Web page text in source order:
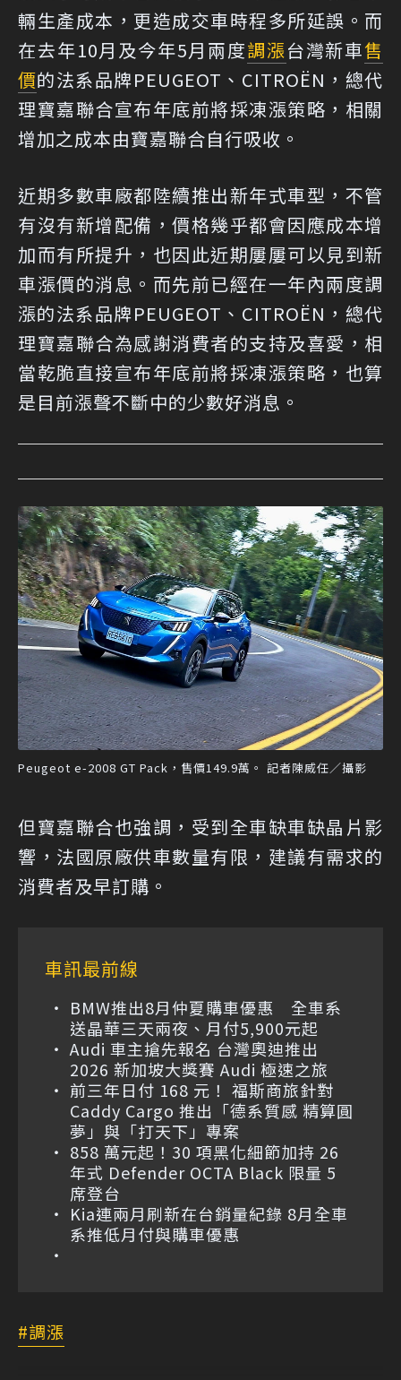
輛生產成本，更造成交車時程多所延誤。而
在去年10月及今年5月兩度調漲台灣新車售
價的法系品牌PEUGEOT、CITROËN，總代
理寶嘉聯合宣布年底前將採凍漲策略，相關
增加之成本由寶嘉聯合自行吸收。
近期多數車廠都陸續推出新年式車型，不管
有沒有新增配備，價格幾乎都會因應成本增
加而有所提升，也因此近期屢屢可以見到新
車漲價的消息。而先前已經在一年內兩度調
漲的法系品牌PEUGEOT、CITROËN，總代
理寶嘉聯合為感謝消費者的支持及喜愛，相
當乾脆直接宣布年底前將採凍漲策略，也算
是目前漲聲不斷中的少數好消息。
Peugeot e-2008 GT Pack，售價149.9萬。 記者陳威任／攝影
但寶嘉聯合也強調，受到全車缺車缺晶片影
響，法國原廠供車數量有限，建議有需求的
消費者及早訂購。
車訊最前線
BMW推出8月仲夏購車優惠 全車系
送晶華三天兩夜、月付5,900元起
Audi 車主搶先報名 台灣奧迪推出
2026 新加坡大獎賽 Audi 極速之旅
前三年日付 168 元！ 福斯商旅針對
Caddy Cargo 推出「德系質感 精算圓
夢」與「打天下」專案
858 萬元起！30 項黑化細節加持 26
年式 Defender OCTA Black 限量 5
席登台
Kia連兩月刷新在台銷量紀錄 8月全車
系推低月付與購車優惠
調漲